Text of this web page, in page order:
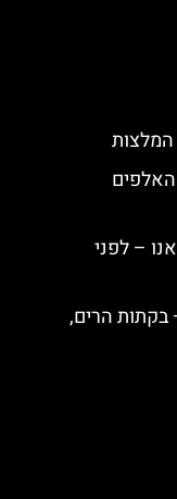
המלצות
האלפים
– לפני
בקתות הרים,